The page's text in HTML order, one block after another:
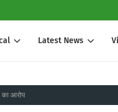
Latest News
आरोप